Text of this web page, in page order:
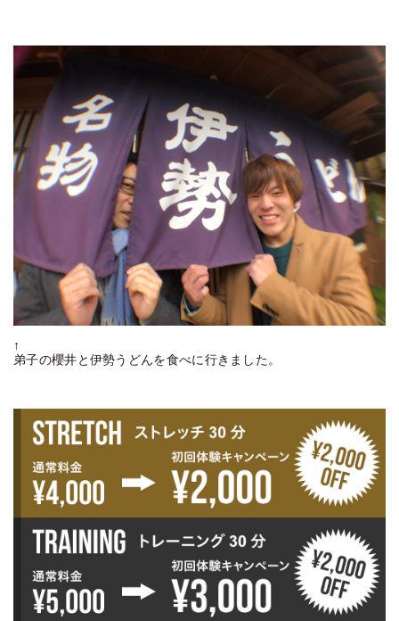
↑
弟子の櫻井と伊勢うどんを食べに行きました。